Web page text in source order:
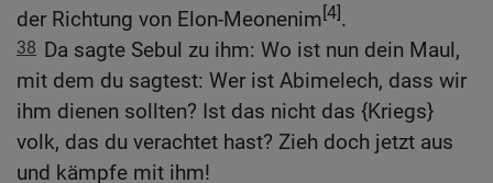
der Richtung von Elon-Meonenim[4].
38 Da sagte Sebul zu ihm: Wo ist nun dein Maul,
mit dem du sagtest: Wer ist Abimelech, dass wir
ihm dienen sollten? Ist das nicht das {Kriegs}
volk, das du verachtet hast? Zieh doch jetzt aus
und kämpfe mit ihm!